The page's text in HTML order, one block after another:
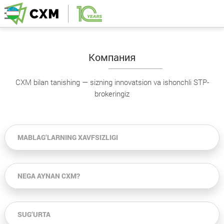
Компания
CXM bilan tanishing — sizning innovatsion va ishonchli STP-
brokeringiz
MABLAG‘LARNING XAVFSIZLIGI
NEGA AYNAN CXM?
SUG‘URTA